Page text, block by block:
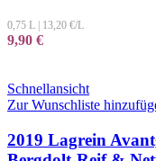
0,75 L 13,20 €/L
9,90 €
Schnellansicht
Zur Wunschliste
2019 Lagrein